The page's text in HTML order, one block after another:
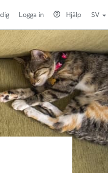
Logga in Hjälp SV